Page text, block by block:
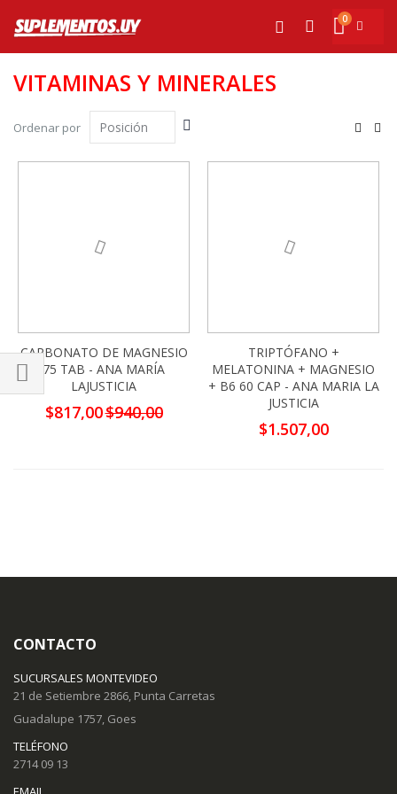
al
contenido
Mi cesta
0
Buscar
VITAMINAS Y MINERALES
Ordenar por
Ver
CARBONATO DE MAGNESIO
75 TAB - ANA MARÍA
LAJUSTICIA
Precio
especial
$817,00$940,00
TRIPTÓFANO +
MELATONINA + MAGNESIO
+ B6 60 CAP - ANA MARIA LA
JUSTICIA
$1.507,00
Comprar
CONTACTO
SUCURSALES MONTEVIDEO
21 de Setiembre 2866, Punta Carretas
Guadalupe 1757, Goes
TELÉFONO
2714 09 13